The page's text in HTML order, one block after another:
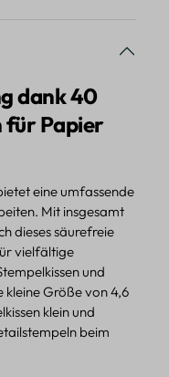
dank 40
für Papier
eine umfassende
Mit insgesamt
dieses säurefreie
vielfältige
und
kleine Größe von 4,6
klein und
beim